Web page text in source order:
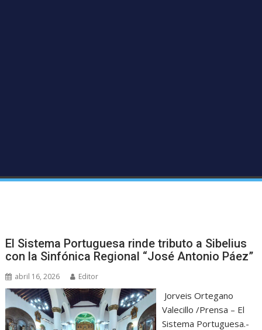
El Sistema Portuguesa rinde tributo a Sibelius
con la Sinfónica Regional “José Antonio Páez”
abril 16, 2026 Editor
Jorveis Ortegano
Valecillo /Prensa – El
Sistema Portuguesa.- ​